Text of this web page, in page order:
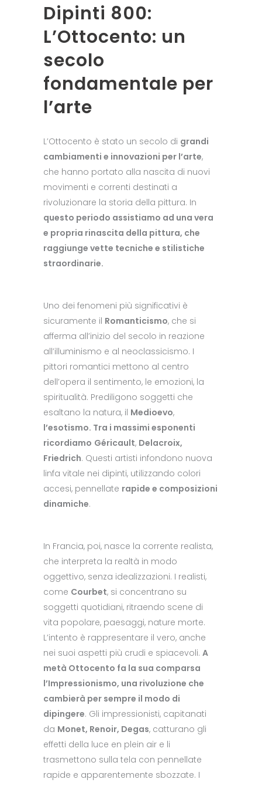
Dipinti 800:
L’Ottocento: un
secolo
fondamentale per
l’arte
L’Ottocento è stato un secolo di grandi
cambiamenti e innovazioni per l’arte,
che hanno portato alla nascita di nuovi
movimenti e correnti destinati a
rivoluzionare la storia della pittura. In
questo periodo assistiamo ad una vera
e propria rinascita della pittura, che
raggiunge vette tecniche e stilistiche
straordinarie.
Uno dei fenomeni più significativi è
sicuramente il Romanticismo, che si
afferma all’inizio del secolo in reazione
all’illuminismo e al neoclassicismo. I
pittori romantici mettono al centro
dell’opera il sentimento, le emozioni, la
spiritualità. Prediligono soggetti che
esaltano la natura, il Medioevo,
l’esotismo. Tra i massimi esponenti
ricordiamo Géricault, Delacroix,
Friedrich. Questi artisti infondono nuova
linfa vitale nei dipinti, utilizzando colori
accesi, pennellate rapide e composizioni
dinamiche.
In Francia, poi, nasce la corrente realista,
che interpreta la realtà in modo
oggettivo, senza idealizzazioni. I realisti,
come Courbet, si concentrano su
soggetti quotidiani, ritraendo scene di
vita popolare, paesaggi, nature morte.
L’intento è rappresentare il vero, anche
nei suoi aspetti più crudi e spiacevoli. A
metà Ottocento fa la sua comparsa
l’Impressionismo, una rivoluzione che
cambierà per sempre il modo di
dipingere. Gli impressionisti, capitanati
da Monet, Renoir, Degas, catturano gli
effetti della luce en plein air e li
trasmettono sulla tela con pennellate
rapide e apparentemente sbozzate. I